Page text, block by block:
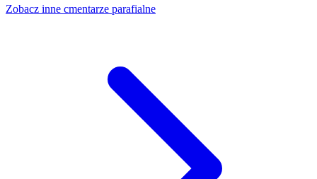
Zobacz inne cmentarze parafialne